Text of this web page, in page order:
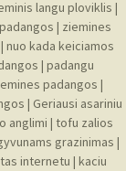
langu ploviklis |
| ziemines
| nuo kada keiciamos
| padangu
padangos |
| Geriausi asariniu
anglimi | tofu zalios
grazinimas |
internetu | kaciu